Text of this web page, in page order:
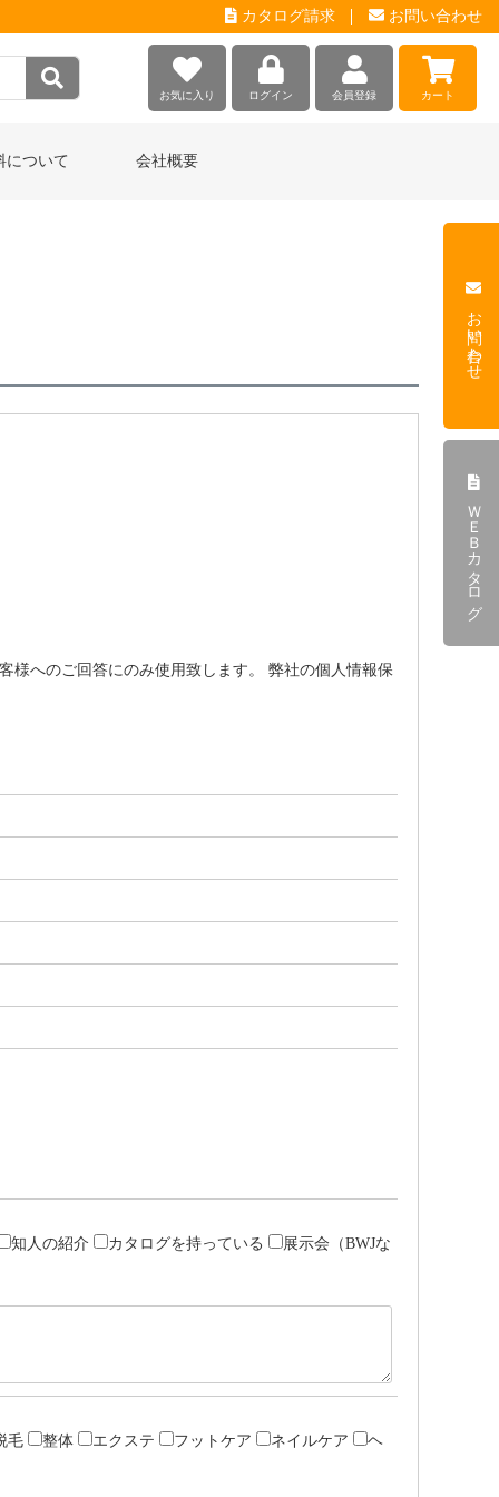
カタログ請求 お問い合わせ
お気に入り ログイン 会員登録 カート
について 会社概要
様へのご回答にのみ使用致します。 弊社の個人情報保
知人の紹介 カタログを持っている 展示会（BWJな
毛 整体 エクステ フットケア ネイルケア ヘ
お問い合わせ
ＷＥＢカタログ